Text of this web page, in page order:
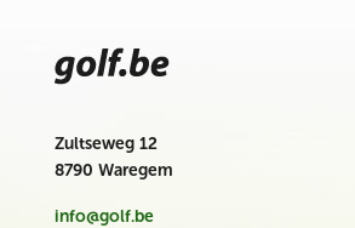
Zultseweg 12
8790 Waregem
info@golf.be